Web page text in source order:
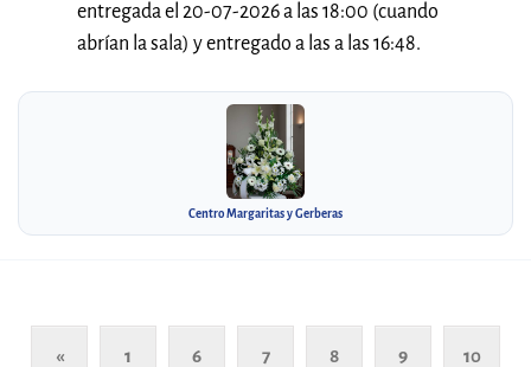
entregada el 20-07-2026 a las 18:00 (cuando
abrían la sala) y entregado a las a las 16:48.
Centro Margaritas y Gerberas
« 1 6 7 8 9 10